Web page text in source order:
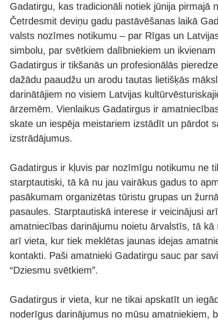
Gadatirgu, kas tradicionāli notiek jūnija pirmajā
Četrdesmit deviņu gadu pastāvēšanas laikā
valsts nozīmes notikumu – par Rīgas un
simbolu, par svētkiem dalībniekiem un
Gadatirgus ir tikšanās un profesionālās
dažādu paaudžu un arodu tautas lietišķās
darinātājiem no visiem Latvijas
ārzemēm. Vienlaikus Gadatirgus ir
skate un iespēja meistariem izstādīt un pārdot
izstrādājumus.
Gadatirgus ir kļuvis par nozīmīgu notikumu ne
starptautiski, tā kā nu jau vairākus gadus to
pasākumam organizētas tūristu grupas un
pasaules. Starptautiskā interese ir veicinājusi
amatniecības darinājumu noietu ārvalstīs, tā kā
arī vieta, kur tiek meklētas jaunas idejas
kontakti. Paši amatnieki Gadatirgu sauc par
“Dziesmu svētkiem”.
Gadatirgus ir vieta, kur ne tikai apskatīt un
noderīgus darinājumus no mūsu amatniekiem,